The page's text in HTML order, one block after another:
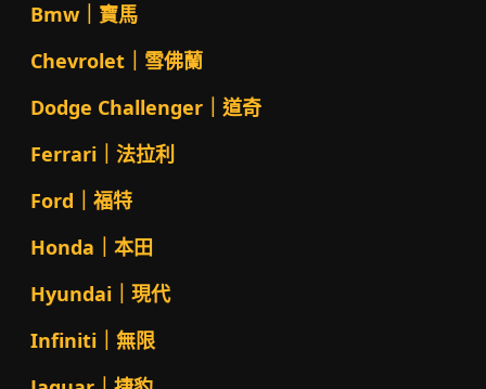
Bmw｜寶馬
Chevrolet｜雪佛蘭
Dodge Challenger｜道奇
Ferrari｜法拉利
Ford｜福特
Honda｜本田
Hyundai｜現代
Infiniti｜無限